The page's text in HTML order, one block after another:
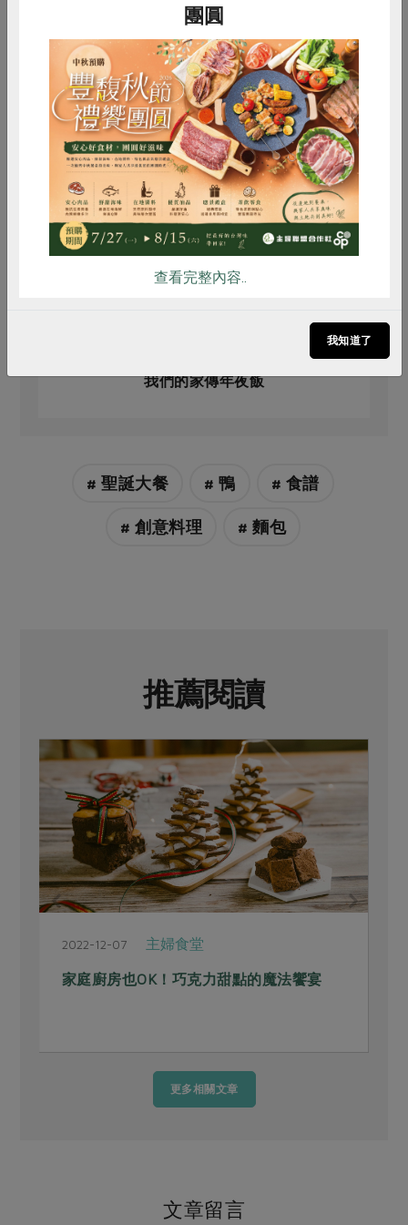
我們的家傳年夜飯
# 聖誕大餐 # 鴨 # 食譜
# 創意料理 # 麵包
推薦閱讀
2022-12-07 主婦食堂
家庭廚房也OK！巧克力甜點的魔法饗宴
更多相關文章
文章留言
惜食 RPET 食譜 減硝酸鹽
雞蛋 食安 共同購買
團圓
查看完整內容..
我知道了